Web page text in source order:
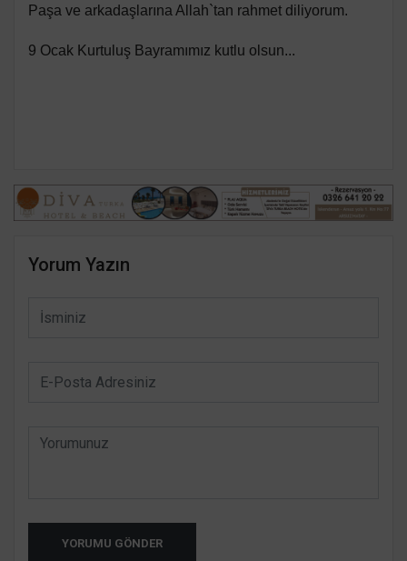
Paşa ve arkadaşlarına Allah`tan rahmet diliyorum.
9 Ocak Kurtuluş Bayramımız kutlu olsun...
Yorum Yazın
YORUMU GÖNDER